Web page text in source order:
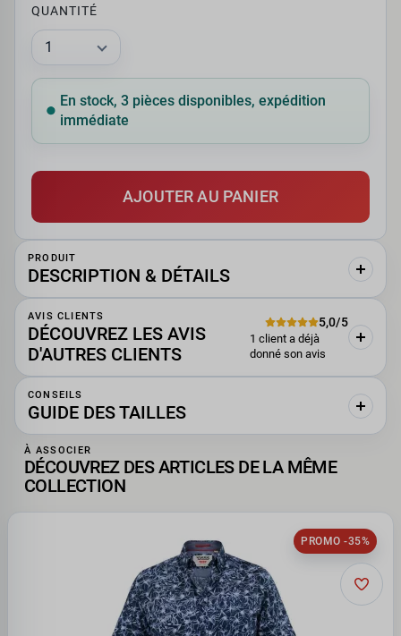
QUANTITÉ
En stock, 3 pièces disponibles, expédition
immédiate
AJOUTER AU PANIER
PRODUIT
DESCRIPTION & DÉTAILS
AVIS CLIENTS
DÉCOUVREZ LES AVIS
D'AUTRES CLIENTS
5,0/5
1 client a déjà
donné son avis
CONSEILS
GUIDE DES TAILLES
À ASSOCIER
DÉCOUVREZ DES ARTICLES DE LA MÊME
COLLECTION
PROMO -35%